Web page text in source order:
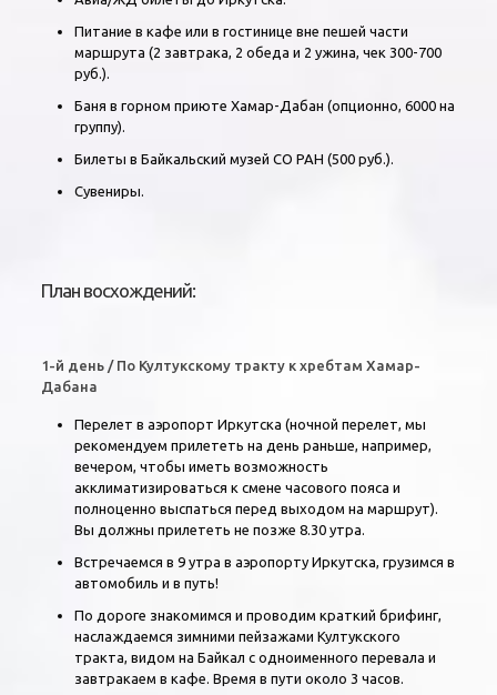
Питание в кафе или в гостинице вне пешей части
маршрута (2 завтрака, 2 обеда и 2 ужина, чек 300-700
руб.).
Баня в горном приюте Хамар-Дабан (опционно, 6000 на
группу).
Билеты в Байкальский музей СО РАН (500 руб.).
Сувениры.
План восхождений:
1-й день / По Култукскому тракту к хребтам Хамар-
Дабана
Перелет в аэропорт Иркутска (ночной перелет, мы
рекомендуем прилететь на день раньше, например,
вечером, чтобы иметь возможность
акклиматизироваться к смене часового пояса и
полноценно выспаться перед выходом на маршрут).
Вы должны прилететь не позже 8.30 утра.
Встречаемся в 9 утра в аэропорту Иркутска, грузимся в
автомобиль и в путь!
По дороге знакомимся и проводим краткий брифинг,
наслаждаемся зимними пейзажами Култукского
тракта, видом на Байкал с одноименного перевала и
завтракаем в кафе. Время в пути около 3 часов.